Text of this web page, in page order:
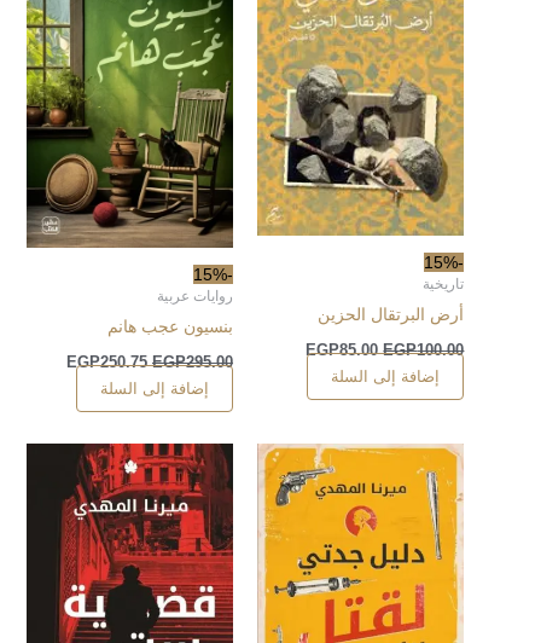
-15%
تاريخية
أرض البرتقال الحزين
EGP100.00
EGP85.00
إضافة إلى السلة
-15%
روايات عربية
بنسيون عجب هانم
EGP295.00
EGP250.75
إضافة إلى السلة